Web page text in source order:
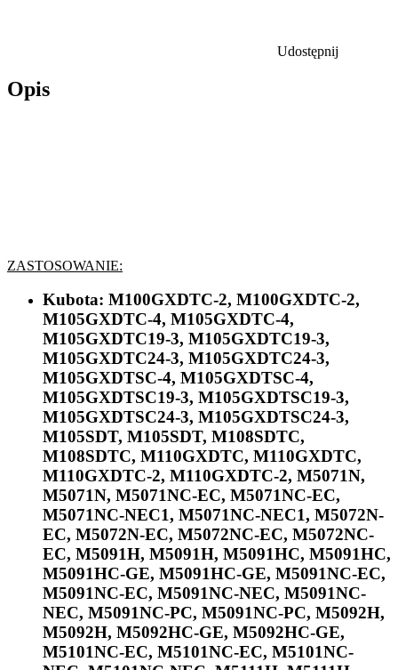
Udostępnij
Opis
ZASTOSOWANIE:
Kubota: M100GXDTC-2, M100GXDTC-2,
M105GXDTC-4, M105GXDTC-4,
M105GXDTC19-3, M105GXDTC19-3,
M105GXDTC24-3, M105GXDTC24-3,
M105GXDTSC-4, M105GXDTSC-4,
M105GXDTSC19-3, M105GXDTSC19-3,
M105GXDTSC24-3, M105GXDTSC24-3,
M105SDT, M105SDT, M108SDTC,
M108SDTC, M110GXDTC, M110GXDTC,
M110GXDTC-2, M110GXDTC-2, M5071N,
M5071N, M5071NC-EC, M5071NC-EC,
M5071NC-NEC1, M5071NC-NEC1, M5072N-
EC, M5072N-EC, M5072NC-EC, M5072NC-
EC, M5091H, M5091H, M5091HC, M5091HC,
M5091HC-GE, M5091HC-GE, M5091NC-EC,
M5091NC-EC, M5091NC-NEC, M5091NC-
NEC, M5091NC-PC, M5091NC-PC, M5092H,
M5092H, M5092HC-GE, M5092HC-GE,
M5101NC-EC, M5101NC-EC, M5101NC-